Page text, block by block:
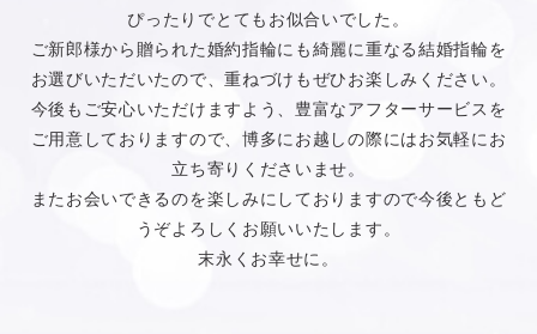
ぴったりでとてもお似合いでした。
ご新郎様から贈られた婚約指輪にも綺麗に重なる結婚指輪を
お選びいただいたので、重ねづけもぜひお楽しみください。
今後もご安心いただけますよう、豊富なアフターサービスを
ご用意しておりますので、博多にお越しの際にはお気軽にお
立ち寄りくださいませ。
またお会いできるのを楽しみにしておりますので今後ともど
うぞよろしくお願いいたします。
末永くお幸せに。